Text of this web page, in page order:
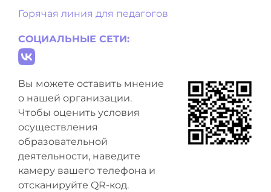
Горячая линия для педагогов
СОЦИАЛЬНЫЕ СЕТИ:
Вы можете оставить мнение
о нашей организации.
Чтобы оценить условия
осуществления
образовательной
деятельности, наведите
камеру вашего телефона и
отсканируйте QR-код.